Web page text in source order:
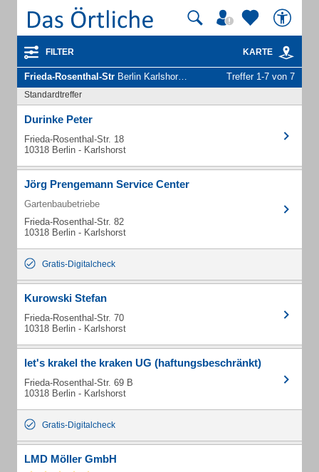
FILTER KARTE
Frieda-Rosenthal-Str Berlin Karlshorst - Unternehmen und Personen Treffer 1-7 von 7
Standardtreffer
Durinke Peter
Frieda-Rosenthal-Str. 18
10318 Berlin - Karlshorst
Jörg Prengemann Service Center
Gartenbaubetriebe
Frieda-Rosenthal-Str. 82
10318 Berlin - Karlshorst
Gratis-Digitalcheck
Kurowski Stefan
Frieda-Rosenthal-Str. 70
10318 Berlin - Karlshorst
let's krakel the kraken UG (haftungsbeschränkt)
Frieda-Rosenthal-Str. 69 B
10318 Berlin - Karlshorst
Gratis-Digitalcheck
LMD Möller GmbH